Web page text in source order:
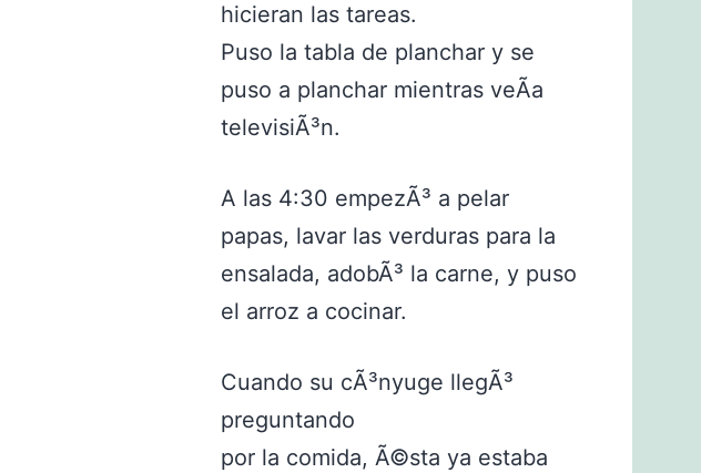
hicieran las tareas.
Puso la tabla de planchar y se
puso a planchar mientras veÃ­a
televisiÃ³n.
A las 4:30 empezÃ³ a pelar
papas, lavar las verduras para la
ensalada, adobÃ³ la carne, y puso
el arroz a cocinar.
Cuando su cÃ³nyuge llegÃ³
preguntando
por la comida, Ã©sta ya estaba